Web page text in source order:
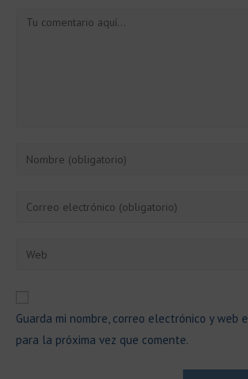
Comentario
Introduce
de
comentar
Introduce
de
para
comentar
Introduce
tu
web
Guarda mi nombre, correo electrónico y web
para la próxima vez que comente.